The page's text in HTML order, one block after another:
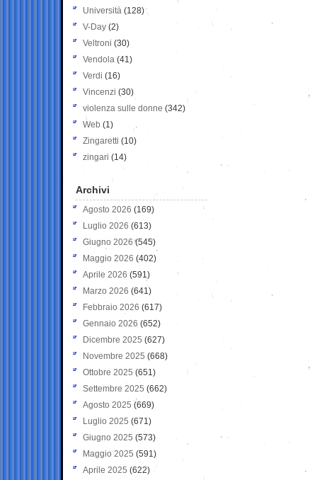
Università (128)
V-Day (2)
Veltroni (30)
Vendola (41)
Verdi (16)
Vincenzi (30)
violenza sulle donne (342)
Web (1)
Zingaretti (10)
zingari (14)
Archivi
Agosto 2026 (169)
Luglio 2026 (613)
Giugno 2026 (545)
Maggio 2026 (402)
Aprile 2026 (591)
Marzo 2026 (641)
Febbraio 2026 (617)
Gennaio 2026 (652)
Dicembre 2025 (627)
Novembre 2025 (668)
Ottobre 2025 (651)
Settembre 2025 (662)
Agosto 2025 (669)
Luglio 2025 (671)
Giugno 2025 (573)
Maggio 2025 (591)
Aprile 2025 (622)